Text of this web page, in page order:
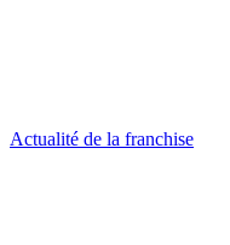
Actualité de la franchise